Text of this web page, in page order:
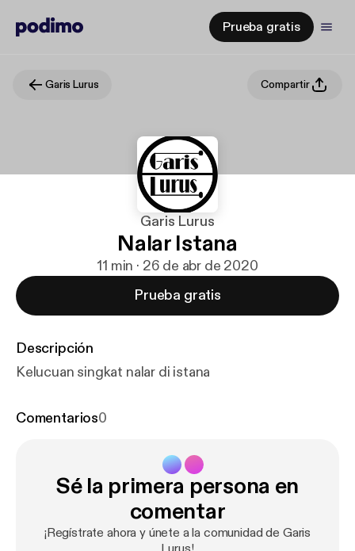
Prueba gratis
Garis Lurus Compartir
Garis Lurus
Nalar Istana
11 min · 26 de abr de 2020
Prueba gratis
Descripción
Kelucuan singkat nalar di istana
Comentarios0
Sé la primera persona en
comentar
¡Regístrate ahora y únete a la comunidad de Garis